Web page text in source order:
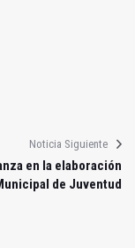
Noticia Siguiente
en la elaboración
de Juventud